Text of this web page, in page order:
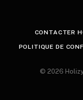
CONTACTER
POLITIQUE DE
© 2026